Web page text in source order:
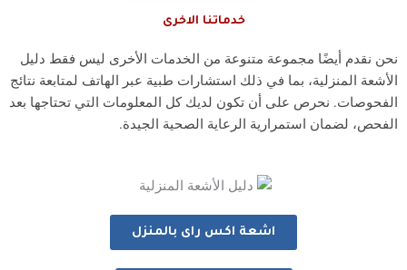
خدماتنا الاخرى
نحن نقدم أيضًا مجموعة متنوعة من الخدمات الأخرى ليس فقط دليل
الأشعة المنزلية، بما في ذلك استشارات طبية عبر الهاتف لمتابعة نتائج
الفحوصات. نحرص على أن تكون لديك كل المعلومات التي تحتاجها بعد
الفحص، لضمان استمرارية الرعاية الصحية الجيدة.
اشعة اكس راى بالمنزل